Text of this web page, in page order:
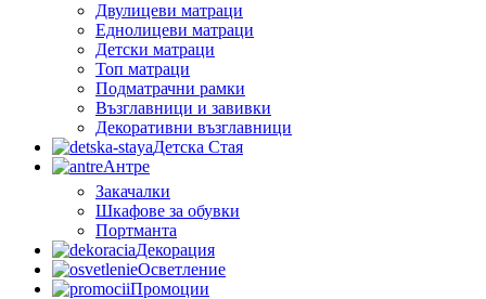
Двулицеви матраци
Еднолицеви матраци
Детски матраци
Топ матраци
Подматрачни рамки
Възглавници и завивки
Декоративни възглавници
Детска Стая
Антре
Закачалки
Шкафове за обувки
Портманта
Декорация
Осветление
Промоции